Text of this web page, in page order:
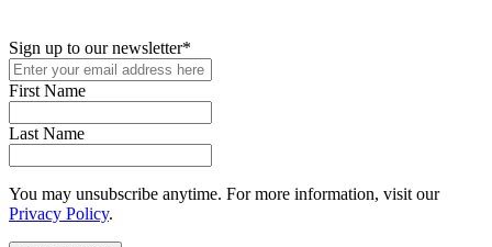
Sign up to our newsletter*
First Name
Last Name
You may unsubscribe anytime. For more information, visit our
Privacy Policy.